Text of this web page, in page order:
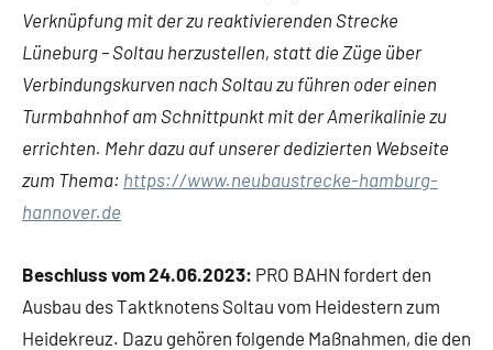
Verknüpfung mit der zu reaktivierenden Strecke
Lüneburg – Soltau herzustellen, statt die Züge über
Verbindungskurven nach Soltau zu führen oder einen
Turmbahnhof am Schnittpunkt mit der Amerikalinie zu
errichten. Mehr dazu auf unserer dedizierten Webseite
zum Thema: https://www.neubaustrecke-hamburg-
hannover.de
Beschluss vom 24.06.2023: PRO BAHN fordert den
Ausbau des Taktknotens Soltau vom Heidestern zum
Heidekreuz. Dazu gehören folgende Maßnahmen, die den